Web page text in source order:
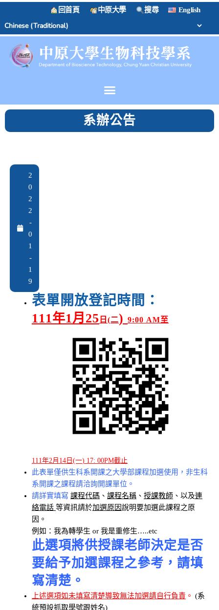
回首頁 中原大學 搜尋 English
系辦公告
2
0
2
2
-
0
1
-
1
9
表單開放登記時間：
111年1月 25 日 (二) 9:00 AM至
111年2 月 14 日 (一) 17: 00PM截止
此表單僅供生科系開課之大學部課程加選使用，非生科
系開課之課程請洽詢開課單位。
請詳實填寫 課程代碼 、 課程名稱 、 授課教師 、以及連
絡電話 等資訊請於加選原因說明要加選此課程之原
因。
例如：我為轉學生 or 我是重修生…..etc
此選項將供授課老師決定是否
要給予加選課程之參考，請填
寫清楚。
上述選項如未填寫清楚導致無法加選請自行負責 。 (系
統預設抓取學號跟姓名)